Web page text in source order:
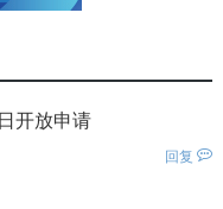
开放申请
回复